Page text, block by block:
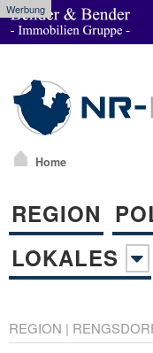
Werbung
Home
REGION
LOKALES
REGION |